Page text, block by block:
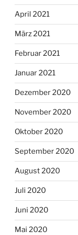
April 2021
März 2021
Februar 2021
Januar 2021
Dezember 2020
November 2020
Oktober 2020
September 2020
August 2020
Juli 2020
Juni 2020
Mai 2020